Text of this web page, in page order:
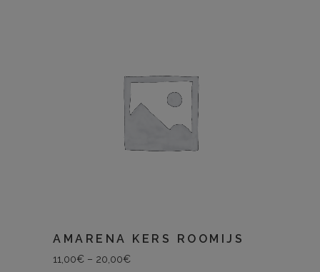
AMARENA KERS ROOMIJS
11,00€ – 20,00€